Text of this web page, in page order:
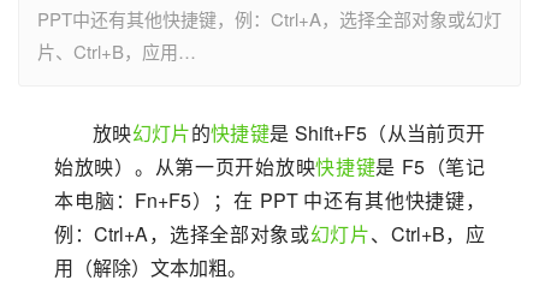
PPT中还有其他快捷键，例：Ctrl+A，选择全部对象或幻灯
片、Ctrl+B，应用…
放映幻灯片的快捷键是 Shift+F5（从当前页开
始放映）。从第一页开始放映快捷键是 F5（笔记
本电脑：Fn+F5）；在 PPT 中还有其他快捷键，
例：Ctrl+A，选择全部对象或幻灯片、Ctrl+B，应
用（解除）文本加粗。